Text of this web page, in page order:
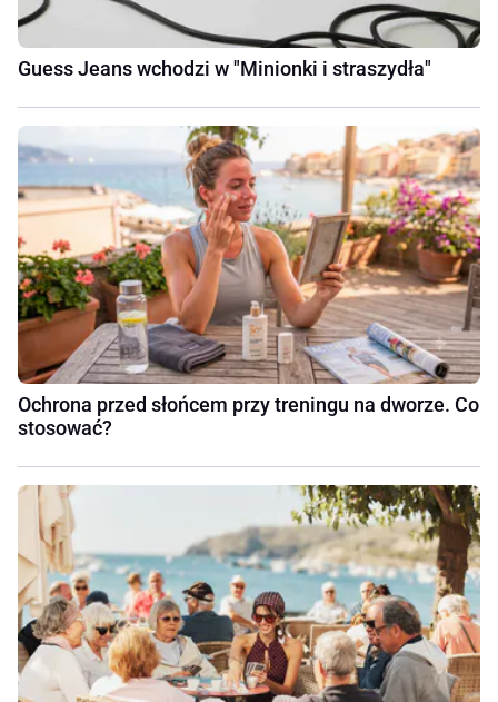
Guess Jeans wchodzi w "Minionki i straszydła"
Ochrona przed słońcem przy treningu na dworze. Co
stosować?